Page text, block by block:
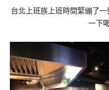
台北上班族上班時間緊繃了
一下